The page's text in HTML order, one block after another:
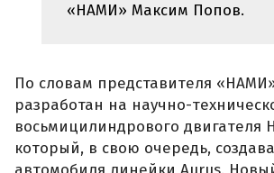
«НАМИ» Максим Попов.
По словам представителя
разработан на научно-
восьмицилиндрового двигателя
который, в свою очередь,